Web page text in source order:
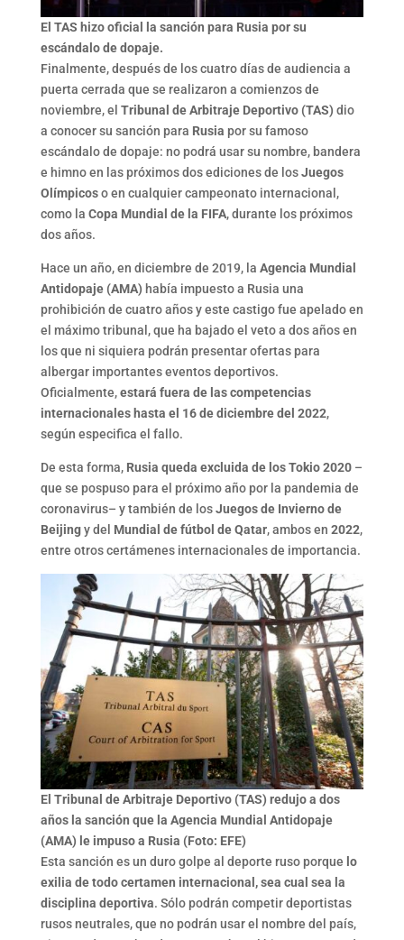
El TAS hizo oficial la sanción para Rusia por su
escándalo de dopaje.
Finalmente, después de los cuatro días de audiencia a
puerta cerrada que se realizaron a comienzos de
noviembre, el Tribunal de Arbitraje Deportivo (TAS) dio
a conocer su sanción para Rusia por su famoso
escándalo de dopaje: no podrá usar su nombre, bandera
e himno en las próximos dos ediciones de losJuegos
Olímpicoso en cualquier campeonato internacional,
como la Copa Mundial de la FIFA, durante los próximos
dos años.
Hace un año, en diciembre de 2019, la Agencia Mundial
Antidopaje (AMA) había impuesto a Rusia una
prohibición de cuatro años y este castigo fue apelado en
el máximo tribunal, que ha bajado el veto a dos años en
los que ni siquiera podrán presentar ofertas para
albergar importantes eventos deportivos.
Oficialmente,estará fuera de las competencias
internacionales hasta el 16 de diciembre del 2022,
según especifica el fallo.
De esta forma, Rusia queda excluida de los Tokio 2020 –
que se pospuso para el próximo año por la pandemia de
coronavirus– y también de losJuegos de Invierno de
Beijingy del Mundial de fútbol de Qatar, ambos en 2022,
entre otros certámenes internacionales de importancia.
El Tribunal de Arbitraje Deportivo (TAS) redujo a dos
años la sanción que la Agencia Mundial Antidopaje
(AMA) le impuso a Rusia (Foto: EFE)
Esta sanción es un duro golpe al deporte ruso porque lo
exilia de todo certamen internacional, sea cual sea la
disciplina deportiva. Sólo podrán competir deportistas
rusos neutrales, que no podrán usar el nombre del país,